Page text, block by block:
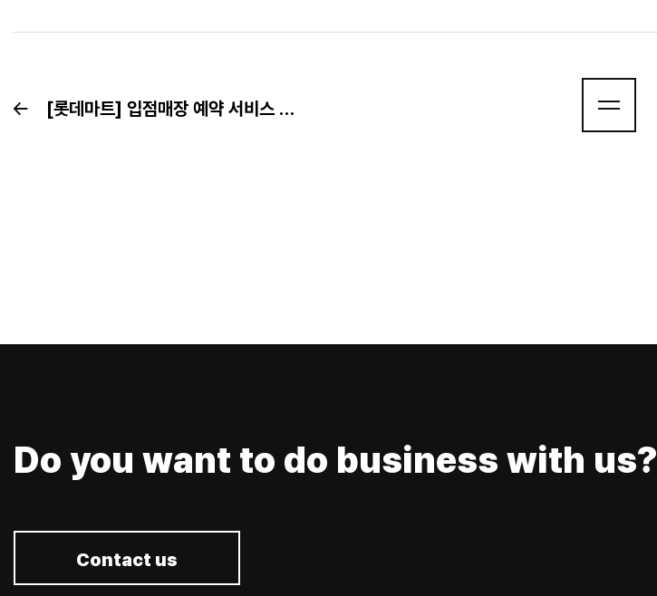
[롯데마트] 입점매장 예약 서비스 이용하러 GO GO GO!
Do you want to do business with us?
Contact us